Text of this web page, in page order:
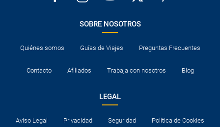
SOBRE NOSOTROS
Quiénes somos Guías de Viajes Preguntas Frecuentes
Contacto Afiliados Trabaja con nosotros Blog
LEGAL
Aviso Legal Privacidad Seguridad Política de Cookies